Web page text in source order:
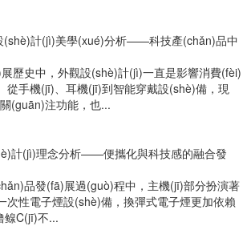
(shè)計(jì)美學(xué)分析——科技產(chǎn)品中
歷史中，外觀設(shè)計(jì)一直是影響消費(fèi)
從手機(jī)、耳機(jī)到智能穿戴設(shè)備，現
(guān)注功能，也...
計(jì)理念分析——便攜化與科技感的融合發
品發(fā)展過(guò)程中，主機(jī)部分扮演著
次性電子煙設(shè)備，換彈式電子煙更加依賴
鳈C(jī)不...